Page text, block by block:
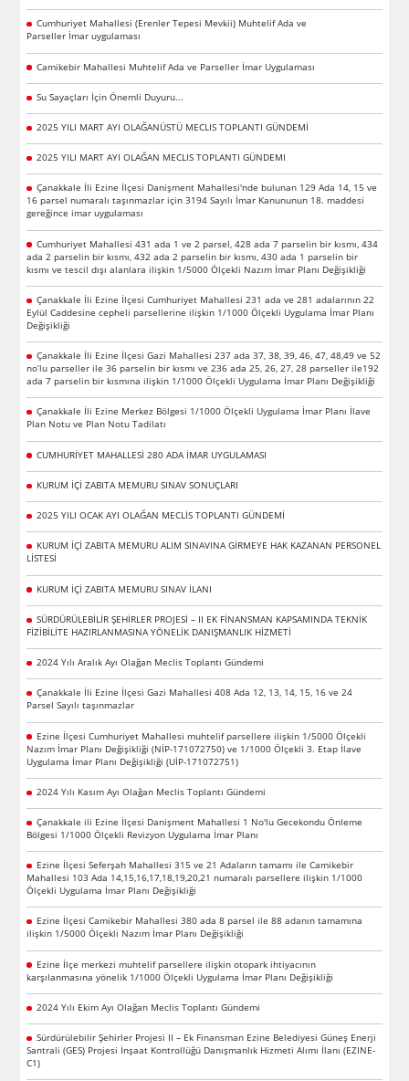
Cumhuriyet Mahallesi (Erenler Tepesi Mevkii) Muhtelif Ada ve
Parseller İmar uygulaması
Camikebir Mahallesi Muhtelif Ada ve Parseller İmar Uygulaması
Su Sayaçları İçin Önemli Duyuru...
2025 YILI MART AYI OLAĞANÜSTÜ MECLIS TOPLANTI GÜNDEMİ
2025 YILI MART AYI OLAĞAN MECLIS TOPLANTI GÜNDEMI
Çanakkale İli Ezine İlçesi Danişment Mahallesi'nde bulunan 129 Ada 14, 15 ve
16 parsel numaralı taşınmazlar için 3194 Sayılı İmar Kanununun 18. maddesi
gereğince imar uygulaması
Cumhuriyet Mahallesi 431 ada 1 ve 2 parsel, 428 ada 7 parselin bir kısmı, 434
ada 2 parselin bir kısmı, 432 ada 2 parselin bir kısmı, 430 ada 1 parselin bir
kısmı ve tescil dışı alanlara ilişkin 1/5000 Ölçekli Nazım İmar Planı Değişikliği
Çanakkale İli Ezine İlçesi Cumhuriyet Mahallesi 231 ada ve 281 adalarının 22
Eylül Caddesine cepheli parsellerine ilişkin 1/1000 Ölçekli Uygulama İmar Planı
Değişikliği
Çanakkale İli Ezine İlçesi Gazi Mahallesi 237 ada 37, 38, 39, 46, 47, 48,49 ve 52
no’lu parseller ile 36 parselin bir kısmı ve 236 ada 25, 26, 27, 28 parseller ile192
ada 7 parselin bir kısmına ilişkin 1/1000 Ölçekli Uygulama İmar Planı Değişikliği
Çanakkale İli Ezine Merkez Bölgesi 1/1000 Ölçekli Uygulama İmar Planı İlave
Plan Notu ve Plan Notu Tadilatı
CUMHURİYET MAHALLESİ 280 ADA İMAR UYGULAMASI
KURUM İÇİ ZABITA MEMURU SINAV SONUÇLARI
2025 YILI OCAK AYI OLAĞAN MECLİS TOPLANTI GÜNDEMİ
KURUM İÇİ ZABITA MEMURU ALIM SINAVINA GİRMEYE HAK KAZANAN PERSONEL
LİSTESİ
KURUM İÇİ ZABITA MEMURU SINAV İLANI
SÜRDÜRÜLEBİLİR ŞEHİRLER PROJESİ – II EK FİNANSMAN KAPSAMINDA TEKNİK
FİZİBİLİTE HAZIRLANMASINA YÖNELİK DANIŞMANLIK HİZMETİ
2024 Yılı Aralık Ayı Olağan Meclis Toplantı Gündemi
Çanakkale İli Ezine İlçesi Gazi Mahallesi 408 Ada 12, 13, 14, 15, 16 ve 24
Parsel Sayılı taşınmazlar
Ezine İlçesi Cumhuriyet Mahallesi muhtelif parsellere ilişkin 1/5000 Ölçekli
Nazım İmar Planı Değişikliği (NİP-171072750) ve 1/1000 Ölçekli 3. Etap İlave
Uygulama İmar Planı Değişikliği (UİP-171072751)
2024 Yılı Kasım Ayı Olağan Meclis Toplantı Gündemi
Çanakkale ili Ezine İlçesi Danişment Mahallesi 1 No'lu Gecekondu Önleme
Bölgesi 1/1000 Ölçekli Revizyon Uygulama İmar Planı
Ezine İlçesi Seferşah Mahallesi 315 ve 21 Adaların tamamı ile Camikebir
Mahallesi 103 Ada 14,15,16,17,18,19,20,21 numaralı parsellere ilişkin 1/1000
Ölçekli Uygulama İmar Planı Değişikliği
Ezine İlçesi Camikebir Mahallesi 380 ada 8 parsel ile 88 adanın tamamına
ilişkin 1/5000 Ölçekli Nazım İmar Planı Değişikliği
Ezine İlçe merkezi muhtelif parsellere ilişkin otopark ihtiyacının
karşılanmasına yönelik 1/1000 Ölçekli Uygulama İmar Planı Değişikliği
2024 Yılı Ekim Ayı Olağan Meclis Toplantı Gündemi
Sürdürülebilir Şehirler Projesi II – Ek Finansman Ezine Belediyesi Güneş Enerji
Santrali (GES) Projesi İnşaat Kontrollüğü Danışmanlık Hizmeti Alımı İlanı (EZINE-
C1)